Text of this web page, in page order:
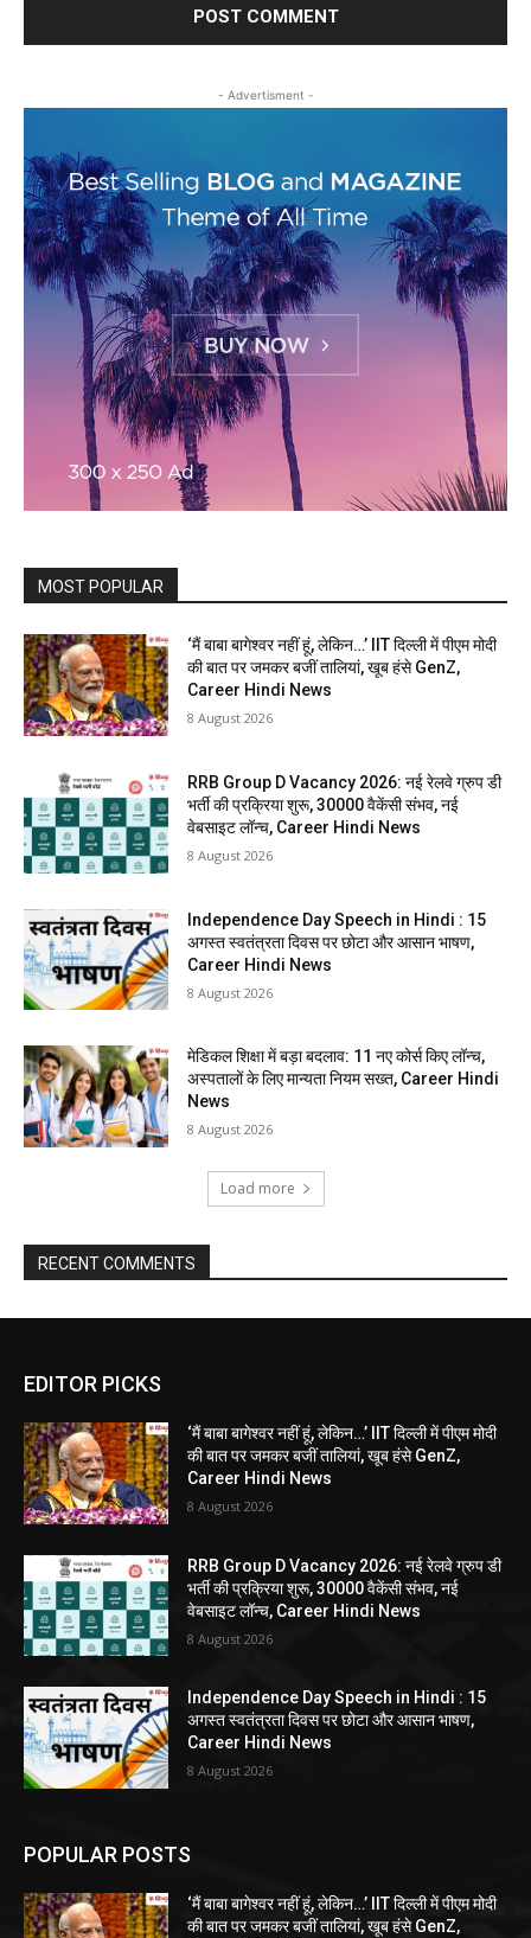
- Advertisment -
MOST POPULAR
‘मैं बाबा बागेश्वर नहीं हूं, लेकिन…’ IIT दिल्ली में पीएम मोदी
की बात पर जमकर बजीं तालियां, खूब हंसे GenZ,
Career Hindi News
8 August 2026
RRB Group D Vacancy 2026: नई रेलवे ग्रुप डी
भर्ती की प्रक्रिया शुरू, 30000 वैकेंसी संभव, नई
वेबसाइट लॉन्च, Career Hindi News
8 August 2026
Independence Day Speech in Hindi : 15
अगस्त स्वतंत्रता दिवस पर छोटा और आसान भाषण,
Career Hindi News
8 August 2026
मेडिकल शिक्षा में बड़ा बदलाव: 11 नए कोर्स किए लॉन्च,
अस्पतालों के लिए मान्यता नियम सख्त, Career Hindi
News
8 August 2026
Load more
RECENT COMMENTS
EDITOR PICKS
‘मैं बाबा बागेश्वर नहीं हूं, लेकिन…’ IIT दिल्ली में पीएम मोदी
की बात पर जमकर बजीं तालियां, खूब हंसे GenZ,
Career Hindi News
8 August 2026
RRB Group D Vacancy 2026: नई रेलवे ग्रुप डी
भर्ती की प्रक्रिया शुरू, 30000 वैकेंसी संभव, नई
वेबसाइट लॉन्च, Career Hindi News
8 August 2026
Independence Day Speech in Hindi : 15
अगस्त स्वतंत्रता दिवस पर छोटा और आसान भाषण,
Career Hindi News
8 August 2026
POPULAR POSTS
‘मैं बाबा बागेश्वर नहीं हूं, लेकिन…’ IIT दिल्ली में पीएम मोदी
की बात पर जमकर बजीं तालियां, खूब हंसे GenZ,